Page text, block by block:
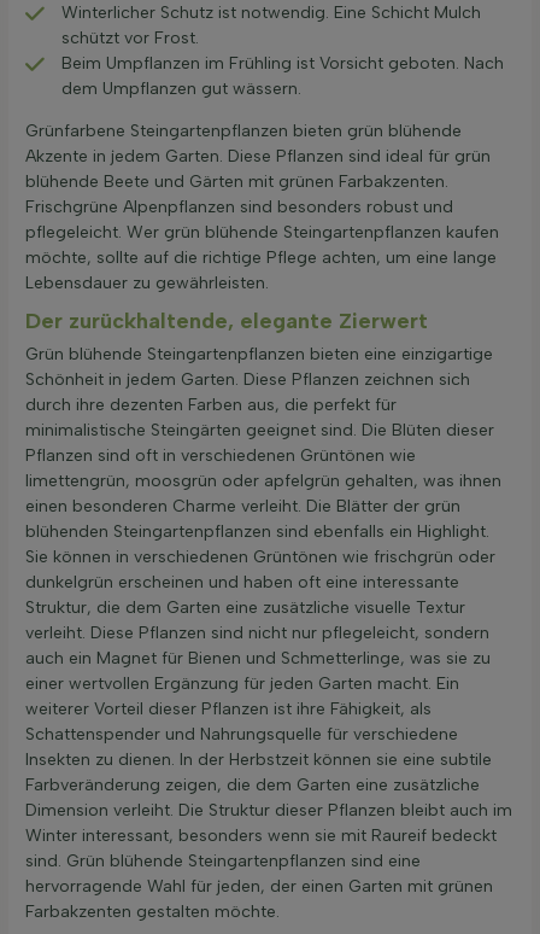
Winterlicher Schutz ist notwendig. Eine Schicht Mulch
schützt vor Frost.
Beim Umpflanzen im Frühling ist Vorsicht geboten. Nach
dem Umpflanzen gut wässern.
Grünfarbene Steingartenpflanzen bieten grün blühende
Akzente in jedem Garten. Diese Pflanzen sind ideal für grün
blühende Beete und Gärten mit grünen Farbakzenten.
Frischgrüne Alpenpflanzen sind besonders robust und
pflegeleicht. Wer grün blühende Steingartenpflanzen kaufen
möchte, sollte auf die richtige Pflege achten, um eine lange
Lebensdauer zu gewährleisten.
Der zurückhaltende, elegante Zierwert
Grün blühende Steingartenpflanzen bieten eine einzigartige
Schönheit in jedem Garten. Diese Pflanzen zeichnen sich
durch ihre dezenten Farben aus, die perfekt für
minimalistische Steingärten geeignet sind. Die Blüten dieser
Pflanzen sind oft in verschiedenen Grüntönen wie
limettengrün, moosgrün oder apfelgrün gehalten, was ihnen
einen besonderen Charme verleiht. Die Blätter der grün
blühenden Steingartenpflanzen sind ebenfalls ein Highlight.
Sie können in verschiedenen Grüntönen wie frischgrün oder
dunkelgrün erscheinen und haben oft eine interessante
Struktur, die dem Garten eine zusätzliche visuelle Textur
verleiht. Diese Pflanzen sind nicht nur pflegeleicht, sondern
auch ein Magnet für Bienen und Schmetterlinge, was sie zu
einer wertvollen Ergänzung für jeden Garten macht. Ein
weiterer Vorteil dieser Pflanzen ist ihre Fähigkeit, als
Schattenspender und Nahrungsquelle für verschiedene
Insekten zu dienen. In der Herbstzeit können sie eine subtile
Farbveränderung zeigen, die dem Garten eine zusätzliche
Dimension verleiht. Die Struktur dieser Pflanzen bleibt auch im
Winter interessant, besonders wenn sie mit Raureif bedeckt
sind. Grün blühende Steingartenpflanzen sind eine
hervorragende Wahl für jeden, der einen Garten mit grünen
Farbakzenten gestalten möchte.